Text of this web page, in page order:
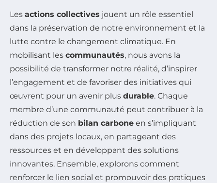
Les actions collectives jouent un rôle essentiel
dans la préservation de notre environnement et la
lutte contre le changement climatique. En
mobilisant les communautés, nous avons la
possibilité de transformer notre réalité, d’inspirer
l’engagement et de favoriser des initiatives qui
œuvrent pour un avenir plus durable. Chaque
membre d’une communauté peut contribuer à la
réduction de son bilan carbone en s’impliquant
dans des projets locaux, en partageant des
ressources et en développant des solutions
innovantes. Ensemble, explorons comment
renforcer le lien social et promouvoir des pratiques